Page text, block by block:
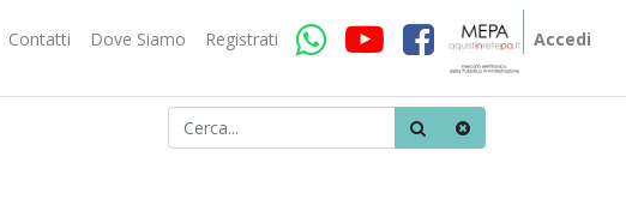
Contatti Dove Siamo Registrati Accedi